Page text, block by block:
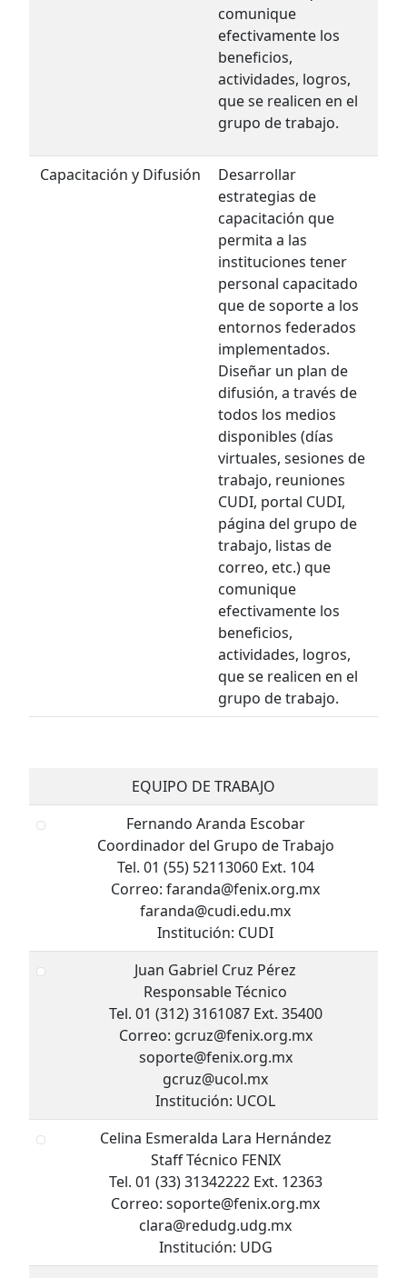
comunique
efectivamente los
beneficios,
actividades, logros,
que se realicen en el
grupo de trabajo.
Capacitación y Difusión
Desarrollar
estrategias de
capacitación que
permita a las
instituciones tener
personal capacitado
que de soporte a los
entornos federados
implementados.
Diseñar un plan de
difusión, a través de
todos los medios
disponibles (días
virtuales, sesiones de
trabajo, reuniones
CUDI, portal CUDI,
página del grupo de
trabajo, listas de
correo, etc.) que
comunique
efectivamente los
beneficios,
actividades, logros,
que se realicen en el
grupo de trabajo.
EQUIPO DE TRABAJO
Fernando Aranda Escobar
Coordinador del Grupo de Trabajo
Tel. 01 (55) 52113060 Ext. 104
Correo: faranda@fenix.org.mx
faranda@cudi.edu.mx
Institución: CUDI
Juan Gabriel Cruz Pérez
Responsable Técnico
Tel. 01 (312) 3161087 Ext. 35400
Correo: gcruz@fenix.org.mx
soporte@fenix.org.mx
gcruz@ucol.mx
Institución: UCOL
Celina Esmeralda Lara Hernández
Staff Técnico FENIX
Tel. 01 (33) 31342222 Ext. 12363
Correo: soporte@fenix.org.mx
clara@redudg.udg.mx
Institución: UDG